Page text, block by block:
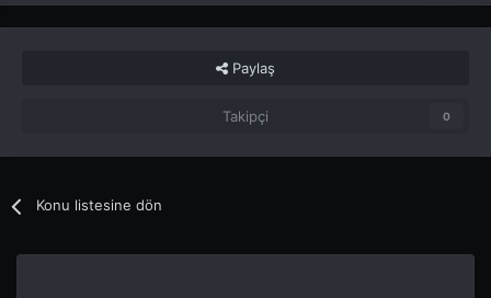
Paylaş
Takipçi 0
Konu listesine dön